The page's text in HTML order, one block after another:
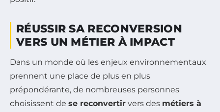
RÉUSSIR SA RECONVERSION
VERS UN MÉTIER À IMPACT
Dans un monde où les enjeux environnementaux
prennent une place de plus en plus
prépondérante, de nombreuses personnes
choisissent de se reconvertir vers des métiers à